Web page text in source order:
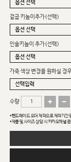
겉굽 키높이추가(선택)
인솔키높이 추가(선택)
가죽 색상 변경을 원하실 경
수량
*핸드메이드 오더 제작으로 제작기간
*제품 및 사이즈 상담 시 카카오채널